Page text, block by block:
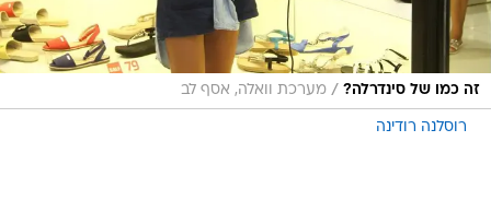
זה כמו של סינדרלה? / מערכת וואלה, אסף לב
רוסלנה רודינה